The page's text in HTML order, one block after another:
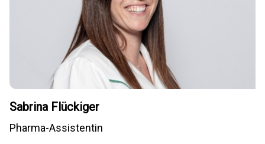
Sabrina Flückiger
Pharma-Assistentin